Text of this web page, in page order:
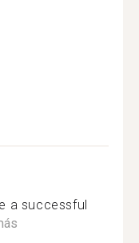
a successful